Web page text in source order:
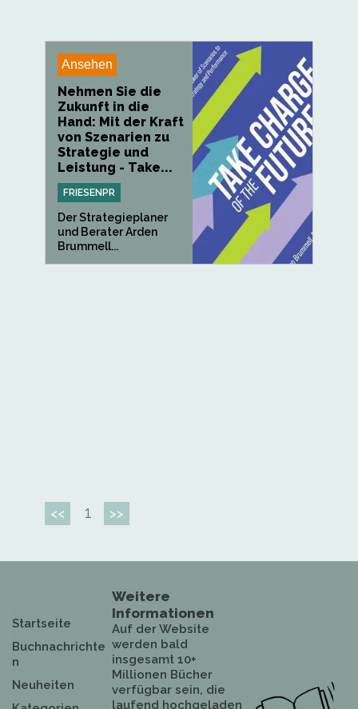
Ansehen
Nehmen Sie die
Zukunft in die
Hand: Mit der Kraft
von Szenarien zu
Strategie und
Leistung - Take...
FRIESENPR
Der Strategieplaner
und Berater Arden
Brummell...
<< 1 >>
Startseite
Buchnachrichte
n
Neuheiten
Weitere
Informationen
Auf der Website
werden bald
insgesamt 10+
Millionen Bücher
verfügbar sein, die
laufend hochgeladen